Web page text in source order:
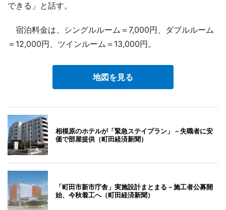
できる」と話す。
宿泊料金は、シングルルーム＝7,000円、ダブルルーム
＝12,000円、ツインルーム＝13,000円。
地図を見る
相模原のホテルが「緊急ステイプラン」－失職者に安
価で部屋提供（町田経済新聞）
「町田市新市庁舎」実施設計まとまる－施工者公募開
始、今秋着工へ（町田経済新聞）